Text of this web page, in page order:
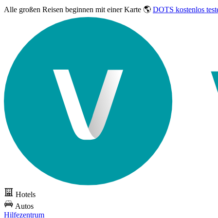
Alle großen Reisen beginnen mit einer Karte 🌎 DOTS kostenlos
Hotels
Autos
Hilfezentrum